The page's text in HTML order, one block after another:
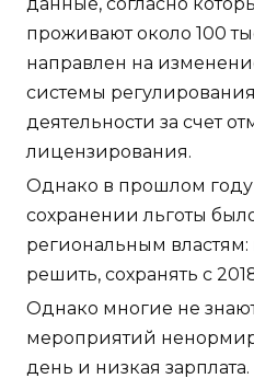
данные, согласно
проживают около 100
направлен на
системы
деятельности за счет
лицензирования.
Однако в прошлом
сохранении льготы
региональным
решить, сохранять с
Однако многие не
мероприятий
день и низкая зарплата.